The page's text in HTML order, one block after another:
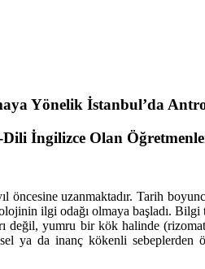
Yönelik İstanbul’da
İngilizce Olan
uzanmaktadır. Tarih
ilgi odağı olmaya başladı.
yumru bir kök halinde
ya da inanç kökenli